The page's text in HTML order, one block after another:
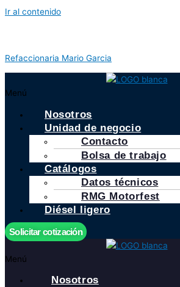
Ir al contenido
Refaccionaria Mario Garcia
Menú
Nosotros
Unidad de negocio
Contacto
Bolsa de trabajo
Catálogos
Datos técnicos
RMG Motorfest
Diésel ligero
Solicitar cotización
Menú
Nosotros